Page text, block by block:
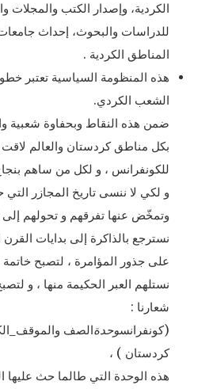
الكردية، وإصدار الكتب والمجلات
للدراسات والبحوث، إحداث
المناطق الكردية .
هذه المنظومة السياسية تعتبر
الشعب الكردي.
ضمن هذه النقاط وبحفاوة شعبية
بكل مناطق كردستان والعالم لاقت
للكونفرانس ، و لكل من ساهم
و لكي لا ننسى تاريخ المجازر
وتمخّض عنها تفرقهم و تحولهم إلى
نسترجع بالذاكرة إلى بدايات
على جذور المؤامرة ، لتصبح خاتمة
نستلهم العبر الحكيمة منها ، و
شعارنا :
(كونفرانسوحدةالصف
كردستان ) ،
هذه الوحدة التي طالما حث عليها